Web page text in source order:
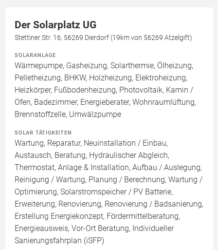
Der Solarplatz UG
Stettiner Str. 16, 56269 Dierdorf (19km von 56269 Atzelgift)
SOLARANLAGE
Wärmepumpe, Gasheizung, Solarthermie, Ölheizung,
Pelletheizung, BHKW, Holzheizung, Elektroheizung,
Heizkörper, Fußbodenheizung, Photovoltaik, Kamin /
Ofen, Badezimmer, Energieberater, Wohnraumlüftung,
Brennstoffzelle, Umwälzpumpe
SOLAR TÄTIGKEITEN
Wartung, Reparatur, Neuinstallation / Einbau,
Austausch, Beratung, Hydraulischer Abgleich,
Thermostat, Anlage & Installation, Aufbau / Auslegung,
Reinigung / Wartung, Planung / Berechnung, Wartung /
Optimierung, Solarstromspeicher / PV Batterie,
Erweiterung, Renovierung, Renovierung / Badsanierung,
Erstellung Energiekonzept, Fördermittelberatung,
Energieausweis, Vor-Ort Beratung, Individueller
Sanierungsfahrplan (iSFP)